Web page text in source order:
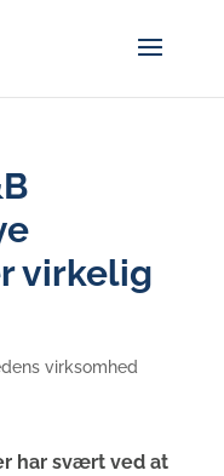
virkelig
virksomhed
har svært ved at